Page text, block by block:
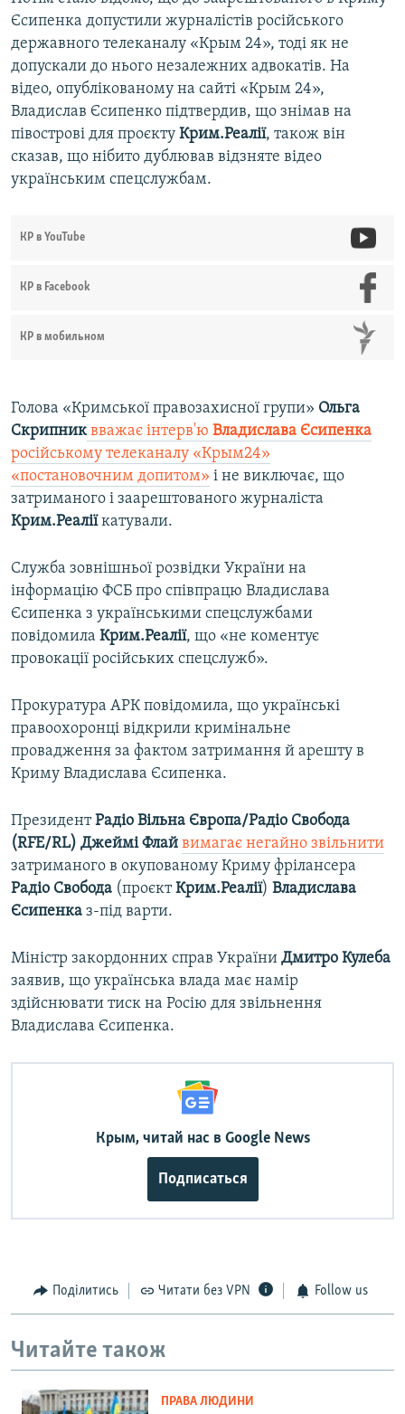
Єсипенка допустили журналістів російського
державного телеканалу «Крым 24», тоді як не
допускали до нього незалежних адвокатів. На
відео, опублікованому на сайті «Крым 24»,
Владислав Єсипенко підтвердив, що знімав на
півострові для проєкту Крим.Реалії, також він
сказав, що нібито дублював відзняте відео
українським спецслужбам.
КР в YouTube
КР в Facebook
КР в мобильном
Голова «Кримської правозахисної групи» Ольга
Скрипниквважає інтерв'ю Владислава Єсипенка
російському телеканалу «Крым24»
«постановочним допитом» і не виключає, що
затриманого і заарештованого журналіста
Крим.Реаліїкатували.
Служба зовнішньої розвідки України на
інформацію ФСБ про співпрацю Владислава
Єсипенка з українськими спецслужбами
повідомила Крим.Реалії, що «не коментує
провокації російських спецслужб».
Прокуратура АРК повідомила, що українські
правоохоронці відкрили кримінальне
провадження за фактом затримання й арешту в
Криму Владислава Єсипенка.
ПрезидентРадіо Вільна Європа/Радіо Свобода
(RFE/RL) Джеймі Флай вимагає негайно звільнити
затриманого в окупованому Криму фрілансера
Радіо Свобода (проєктКрим.Реалії) Владислава
Єсипенка з-під варти.
Міністр закордонних справ України Дмитро Кулеба
заявив, що українська влада має намір
здійснювати тиск на Росію для звільнення
Владислава Єсипенка.
Крым, читай нас в Google News
Подписаться
Поділитись Читати без VPN Follow us
Читайте також
ПРАВА ЛЮДИНИ